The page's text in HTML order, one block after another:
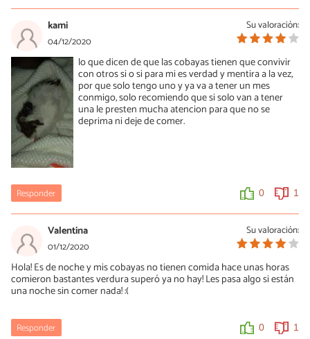
Su valoración:
kami
04/12/2020
lo que dicen de que las cobayas tienen que convivir
con otros si o si para mi es verdad y mentira a la vez,
por que solo tengo uno y ya va a tener un mes
conmigo, solo recomiendo que si solo van a tener
una le presten mucha atencion para que no se
deprima ni deje de comer.
Responder 0 1
Su valoración:
Valentina
01/12/2020
Hola! Es de noche y mis cobayas no tienen comida hace unas horas
comieron bastantes verdura superó ya no hay! Les pasa algo si están
una noche sin comer nada! :(
Responder 0 1